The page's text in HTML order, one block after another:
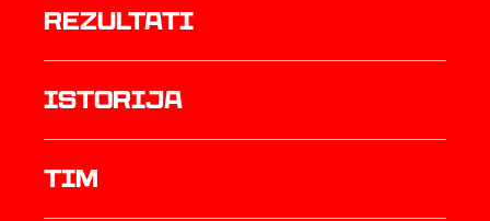
rezultati
istorija
TIM